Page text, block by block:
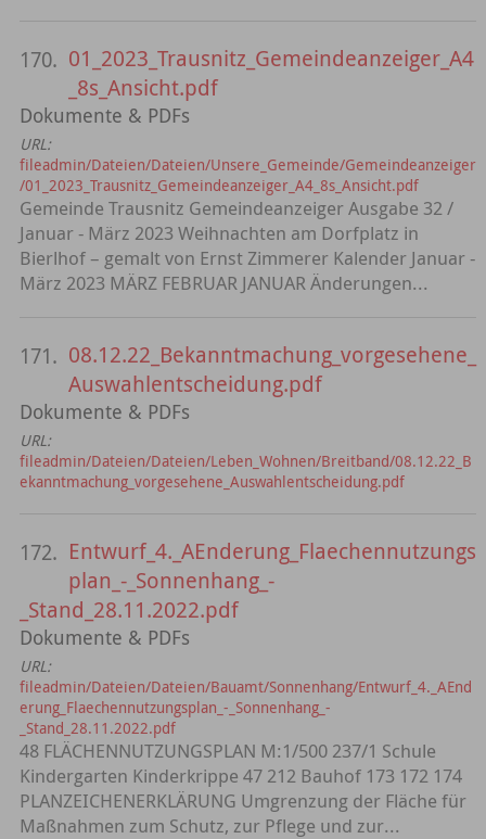
170. 01_2023_Trausnitz_Gemeindeanzeiger_A4
_8s_Ansicht.pdf
Dokumente & PDFs
URL:
fileadmin/Dateien/Dateien/Unsere_Gemeinde/Gemeindeanzeiger
/01_2023_Trausnitz_Gemeindeanzeiger_A4_8s_Ansicht.pdf
Gemeinde Trausnitz Gemeindeanzeiger Ausgabe 32 /
Januar - März 2023 Weihnachten am Dorfplatz in
Bierlhof – gemalt von Ernst Zimmerer Kalender Januar -
März 2023 MÄRZ FEBRUAR JANUAR Änderungen...
171. 08.12.22_Bekanntmachung_vorgesehene_
Auswahlentscheidung.pdf
Dokumente & PDFs
URL:
fileadmin/Dateien/Dateien/Leben_Wohnen/Breitband/08.12.22_B
ekanntmachung_vorgesehene_Auswahlentscheidung.pdf
172. Entwurf_4._AEnderung_Flaechennutzungs
plan_-_Sonnenhang_-
_Stand_28.11.2022.pdf
Dokumente & PDFs
URL:
fileadmin/Dateien/Dateien/Bauamt/Sonnenhang/Entwurf_4._AEnd
erung_Flaechennutzungsplan_-_Sonnenhang_-
_Stand_28.11.2022.pdf
48 FLÄCHENNUTZUNGSPLAN M:1/500 237/1 Schule
Kindergarten Kinderkrippe 47 212 Bauhof 173 172 174
PLANZEICHENERKLÄRUNG Umgrenzung der Fläche für
Maßnahmen zum Schutz, zur Pflege und zur...